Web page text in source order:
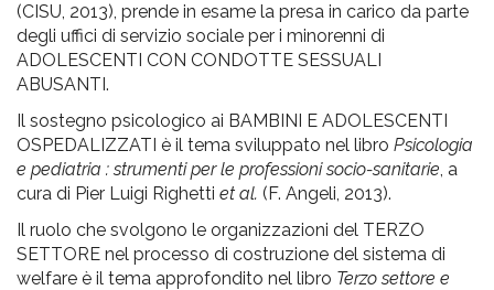
(CISU, 2013), prende in esame la presa in carico da parte
degli uffici di servizio sociale per i minorenni di
ADOLESCENTI CON CONDOTTE SESSUALI
ABUSANTI.
Il sostegno psicologico ai BAMBINI E ADOLESCENTI
OSPEDALIZZATI è il tema sviluppato nel libro Psicologia
e pediatria : strumenti per le professioni socio-sanitarie, a
cura di Pier Luigi Righetti et al. (F. Angeli, 2013).
Il ruolo che svolgono le organizzazioni del TERZO
SETTORE nel processo di costruzione del sistema di
welfare è il tema approfondito nel libro Terzo settore e